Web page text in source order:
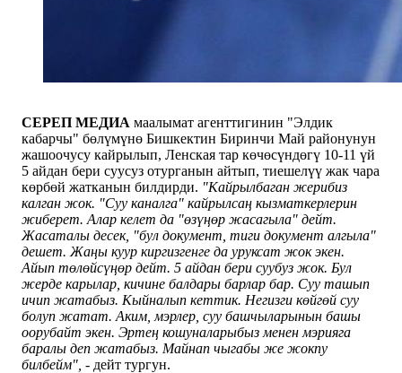
СЕРЕП МЕДИА маалымат агенттигинин "Элдик
кабарчы" бөлүмүнө Бишкектин Биринчи Май районунун
жашоочусу кайрылып, Ленская тар көчөсүндөгү 10-11 үй
5 айдан бери суусуз отурганын айтып, тиешелүү жак чара
көрбөй жатканын билдирди. "Кайрылбаган жерибиз
калган жок. "Суу каналга" кайрылсаң кызматкерлерин
жиберет. Алар келет да "өзүңөр жасагыла" дейт.
Жасаталы десек, "бул документ, тиги документ алгыла"
дешет. Жаңы куур киргизгенге да уруксат жок экен.
Айып төлөйсүңөр дейт. 5 айдан бери суубуз жок. Бул
жерде карылар, кичине балдары барлар бар. Суу ташып
ичип жатабыз. Кыйналып кеттик. Негизги көйгөй суу
болуп жатат. Аким, мэрлер, суу башчыларынын башы
оорубайт экен. Эртең кошуналарыбыз менен мэрияга
баралы деп жатабыз. Майнап чыгабы же жокпу
билбейм", - дейт тургун.